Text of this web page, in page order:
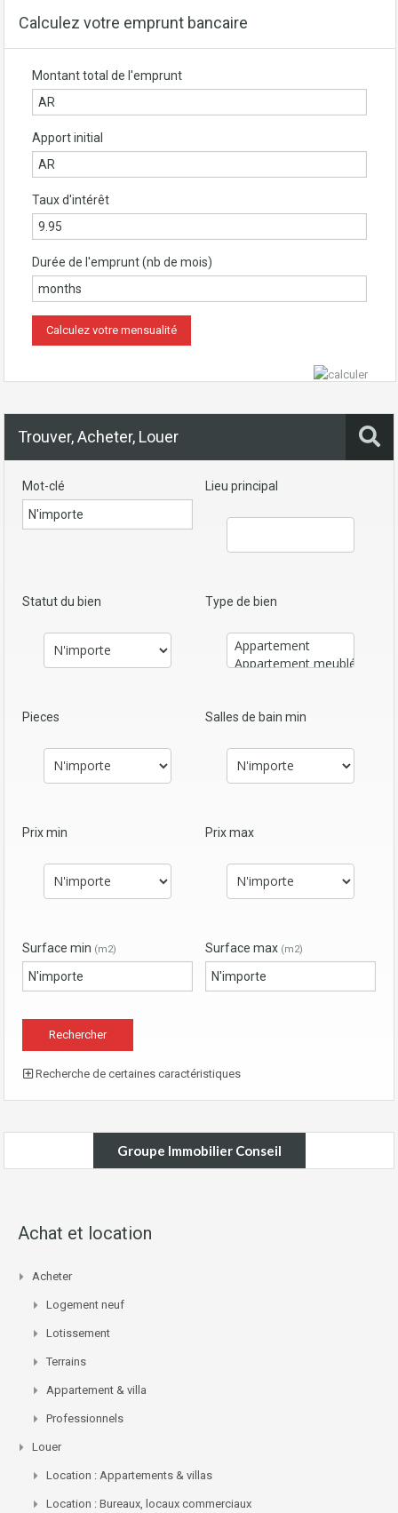
Calculez votre emprunt bancaire
Montant total de l'emprunt
Apport initial
Taux d'intérêt
Durée de l'emprunt (nb de mois)
Trouver, Acheter, Louer
Mot-clé Lieu principal
Statut du bien Type de bien
Pieces Salles de bain min
Prix min Prix max
Surface min (m2) Surface max (m2)
Recherche de certaines caractéristiques
Groupe Immobilier Conseil
Achat et location
Acheter
Logement neuf
Lotissement
Terrains
Appartement & villa
Professionnels
Louer
Location : Appartements & villas
Location : Bureaux, locaux commerciaux